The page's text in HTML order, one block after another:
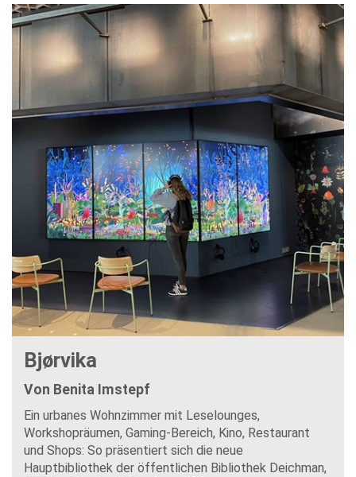
Bjørvika
Von Benita Imstepf
Ein urbanes Wohnzimmer mit Leselounges,
Workshopräumen, Gaming-Bereich, Kino, Restaurant
und Shops: So präsentiert sich die neue
Hauptbibliothek der öffentlichen Bibliothek Deichman,